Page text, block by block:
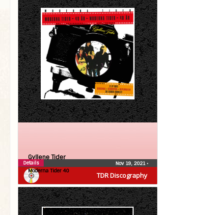
TDR Discography
Gyllene Tider
Moderna Tider 40
Nov 19, 2021 •
Details